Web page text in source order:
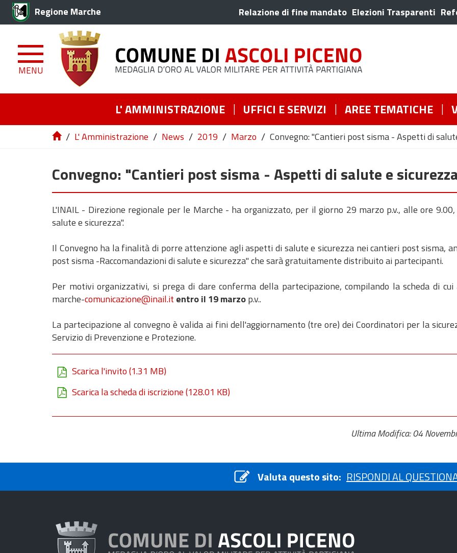
Regione Marche Relazione di fine mandato Elezioni Trasparenti
MENU
L' AMMINISTRAZIONE UFFICI E SERVIZI AREE TEMATICHE
/ L' Amministrazione / News / 2019 / Marzo / Convegno: "Cantieri post sisma - Aspetti di
Convegno: "Cantieri post sisma - Aspetti di salute e
L'INAIL - Direzione regionale per le Marche - ha organizzato, per il giorno 29 marzo p.v., alle ore
salute e sicurezza".
Il Convegno ha la finalità di porre attenzione agli aspetti di salute e sicurezza nei cantieri post sisma,
post sisma -Raccomandazioni di salute e sicurezza" che sarà gratuitamente distribuito ai partecipanti.
Per motivi organizzativi, si prega di dare conferma della partecipazione, compilando la scheda di
marche-comunicazione@inail.it entro il 19 marzop.v..
La partecipazione al convegno è valida ai fini dell'aggiornamento (tre ore) dei Coordinatori per la
Servizio di Prevenzione e Protezione.
Scarica l'invito(1.31 MB)
Scarica la scheda di iscrizione(128.01 KB)
Ultima Modifica: 04
Valuta questo sito: RISPONDI AL